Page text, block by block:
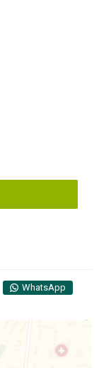
WhatsApp